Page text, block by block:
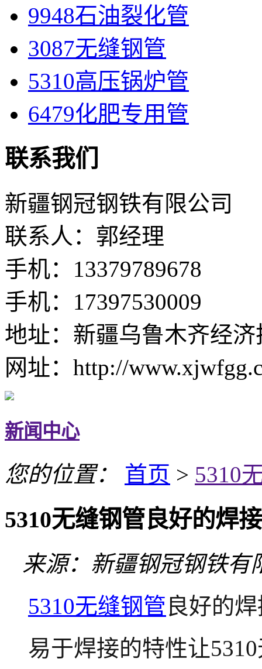
9948石油裂化管
3087无缝钢管
5310高压锅炉管
6479化肥专用管
联系我们
新疆钢冠钢铁有限公司
联系人：郭经理
手机：13379789678
手机：17397530009
地址：新疆乌鲁木齐经
网址：http://
新闻中心
您的位置： 首页 > 5310
5310无缝钢管良好的焊
来源：新疆钢冠钢铁有
5310无缝钢管 良好的
易于焊接的特性让